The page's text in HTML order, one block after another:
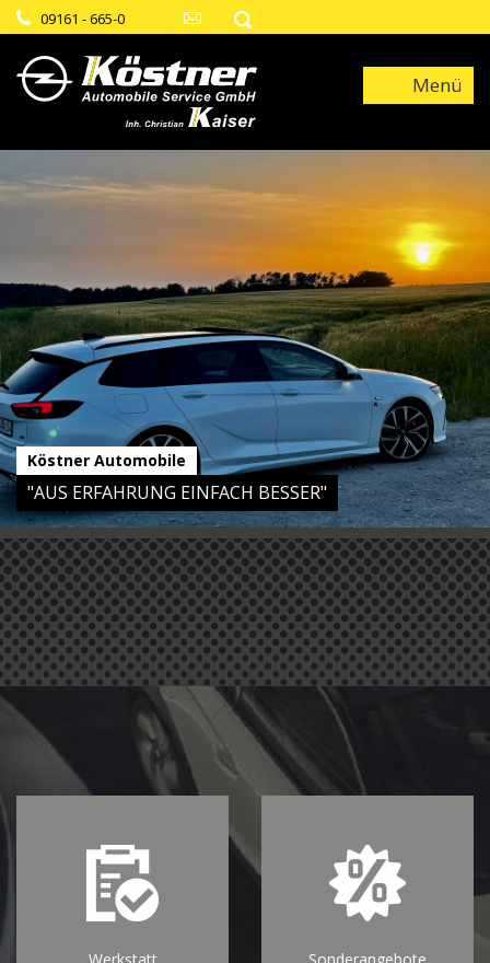
09161 - 665-0
Menü
Köstner Automobile
"AUS ERFAHRUNG EINFACH BESSER"